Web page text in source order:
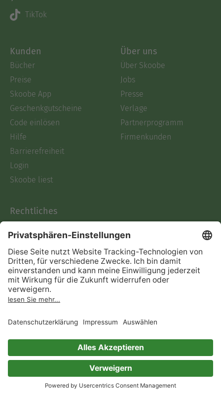
TikTok
Kunden
Bücher
Preise
Skoobe App
Geschenkgutscheine
Code einlösen
Hilfe
Barrierefreiheit
Login
Skoobe liest
Über uns
Über Skoobe
Jobs
Presse
Verlage
Partnerprogramm
Firmenkunden
Rechtliches
AGB
Informationen nach Data
Act
Verträge hier kündigen
Impressum
Immer ein gutes Buch